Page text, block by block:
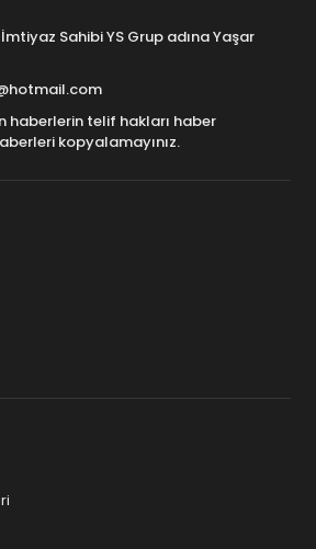
Sahibi YS Grup adına Yaşar
haberlerin telif hakları haber
kopyalamayınız.